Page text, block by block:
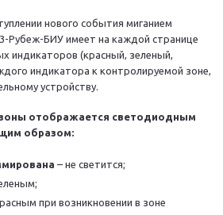
нового события миганием
Рубеж-БИУ имеет на каждой странице
индикаторов (красный, зеленый,
индикатора к контролируемой зоне,
устройству.
отображается светодиодным
образом:
– не светится;
при возникновении в зоне